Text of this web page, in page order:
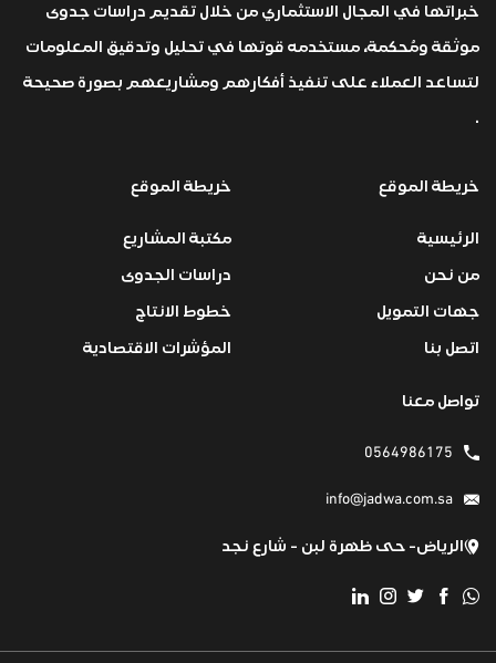
خبراتها في المجال الاستثماري من خلال تقديم دراسات جدوى
موثقة ومُحكمة، مستخدمه قوتها في تحليل وتدقيق المعلومات
لتساعد العملاء على تنفيذ أفكارهم ومشاريعهم بصورة صحيحة
.
خريطة الموقع
الرئيسية
من نحن
جهات التمويل
اتصل بنا
خريطة الموقع
مكتبة المشاريع
دراسات الجدوى
خطوط الانتاج
المؤشرات الاقتصادية
تواصل معنا
0564986175
info@jadwa.com.sa
الرياض- حى ظهرة لبن - شارع نجد